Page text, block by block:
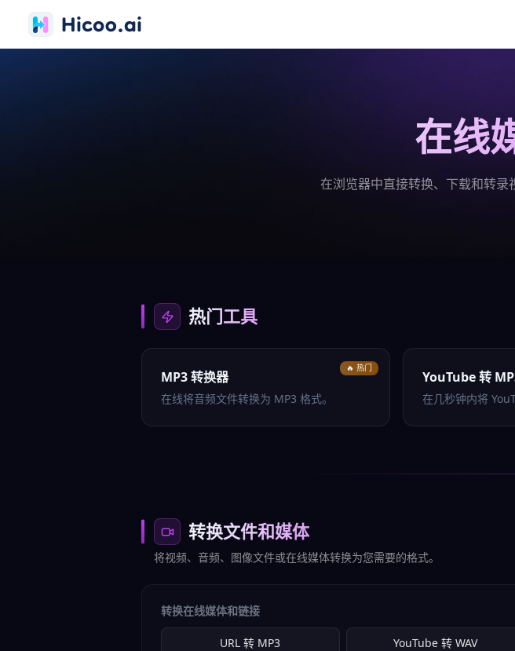
在线
在浏览器中直接转换、下载和转录
热门工具
MP3 转换器
在线将音频文件转换为 MP3 格式。
🔥 热门
YouTube 转
在几秒钟内将
转换文件和媒体
将视频、音频、图像文件或在线媒体转换为您需要的格式。
转换在线媒体和链接
URL 转 MP3 YouTube 转 WAV